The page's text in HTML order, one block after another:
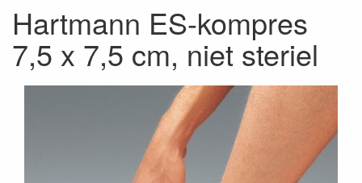
Hartmann ES-kompres
7,5 x 7,5 cm, niet steriel